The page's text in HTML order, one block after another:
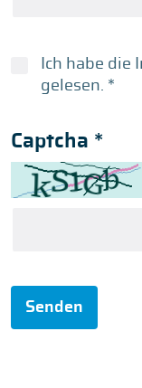
Ich habe die
gelesen. *
Captcha *
Senden